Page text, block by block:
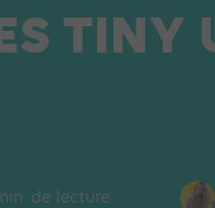
TINY
de lecture